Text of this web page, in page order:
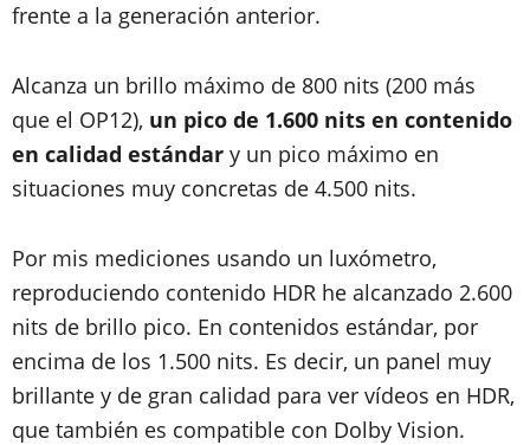
frente a la generación anterior.
Alcanza un brillo máximo de 800 nits (200 más
que el OP12), un pico de 1.600 nits en contenido
en calidad estándar y un pico máximo en
situaciones muy concretas de 4.500 nits.
Por mis mediciones usando un luxómetro,
reproduciendo contenido HDR he alcanzado 2.600
nits de brillo pico. En contenidos estándar, por
encima de los 1.500 nits. Es decir, un panel muy
brillante y de gran calidad para ver vídeos en HDR,
que también es compatible con Dolby Vision.